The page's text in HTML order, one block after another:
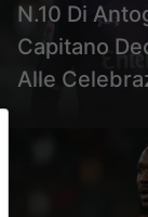
N.10 Di
Capitano
Alle